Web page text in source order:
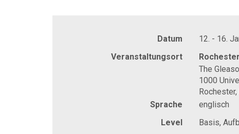
Datum
12. - 16.
Veranstaltungsort
The
1000
Sprache
englisch
Level
Basis,